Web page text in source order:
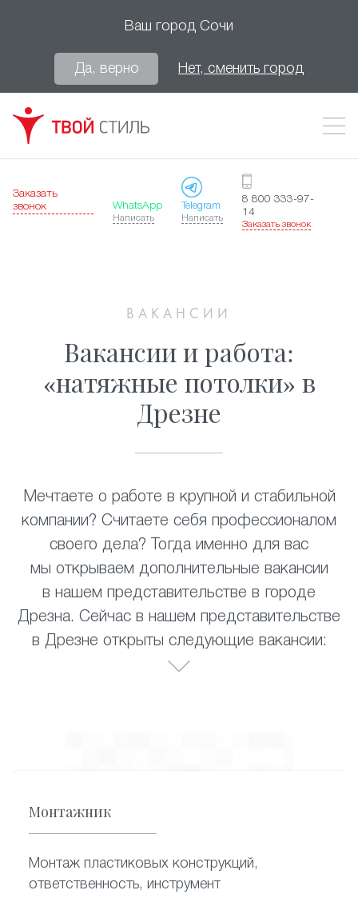
Ваш город Сочи
Да, верно Нет, сменить город
Заказать
звонок
WhatsApp
Написать
Telegram
Написать
8 800 333-97-
14
Заказать звонок
ВАКАНСИИ
Вакансии и работа:
«натяжные потолки» в
Дрезне
Мечтаете о работе в крупной и стабильной
компании? Считаете себя профессионалом
своего дела? Тогда именно для вас
мы открываем дополнительные вакансии
в нашем представительстве в городе
Дрезна. Сейчас в нашем представительстве
в Дрезне открыты следующие вакансии:
Монтажник
Монтаж пластиковых конструкций,
ответственность, инструмент